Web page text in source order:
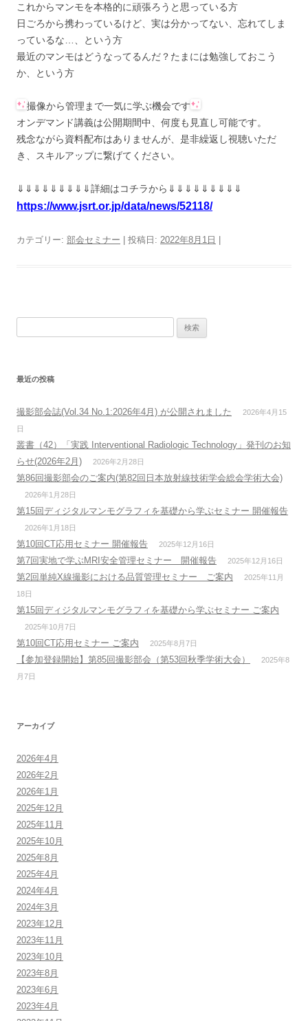
これからマンモを本格的に頑張ろうと思っている方
日ごろから携わっているけど、実は分かってない、忘れてしま
っているな…、という方
最近のマンモはどうなってるんだ？たまには勉強しておこう
か、という方
撮像から管理まで一気に学ぶ機会です
オンデマンド講義は公開期間中、何度も見直し可能です。
残念ながら資料配布はありませんが、是非繰返し視聴いただ
き、スキルアップに繋げてください。
⇓⇓⇓⇓⇓⇓⇓⇓⇓詳細はコチラから⇓⇓⇓⇓⇓⇓⇓⇓⇓
https://www.jsrt.or.jp/data/news/52118/
カテゴリー: 部会セミナー | 投稿日: 2022年8月1日 |
索:
最近の投稿
撮影部会誌(Vol.34 No.1:2026年4月) が公開されました
2026年4月15
日
叢書（42）「実践 Interventional Radiologic Technology」発刊のお知
らせ(2026年2月)
2026年2月28日
第86回撮影部会のご案内(第82回日本放射線技術学会総会学術大会)
2026年1月28日
第15回ディジタルマンモグラフィを基礎から学ぶセミナー 開催報告
2026年1月18日
第10回CT応用セミナー 開催報告 2025年12月16日
第7回実地で学ぶMRI安全管理セミナー 開催報告 2025年12月16日
第2回単純X線撮影における品質管理セミナー ご案内
2025年11月
18日
第15回ディジタルマンモグラフィを基礎から学ぶセミナー ご案内
2025年10月7日
第10回CT応用セミナー ご案内 2025年8月7日
【参加登録開始】第85回撮影部会（第53回秋季学術大会）
2025年8
月7日
アーカイブ
2026年4月
2026年2月
2026年1月
2025年12月
2025年11月
2025年10月
2025年8月
2025年4月
2024年4月
2024年3月
2023年12月
2023年11月
2023年10月
2023年8月
2023年6月
2023年4月